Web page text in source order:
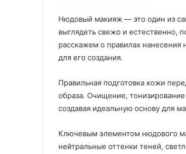
Нюдовый макияж — это один из
выглядеть свежо и естественно,
расскажем о правилах
для его создания.
Правильная подготовка кожи
образа. Очищение,
создавая идеальную основу для
Ключевым элементом нюдового
нейтральные оттенки теней,